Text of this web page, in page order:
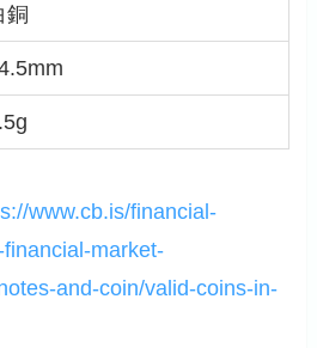
銅
www.cb.is/financial-
market-
and-coin/valid-coins-in-